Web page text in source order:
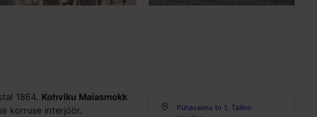
1864. Kohviku Maiasmokk
korruse interjöör.
Pühavaimu tn 1, Tallinn